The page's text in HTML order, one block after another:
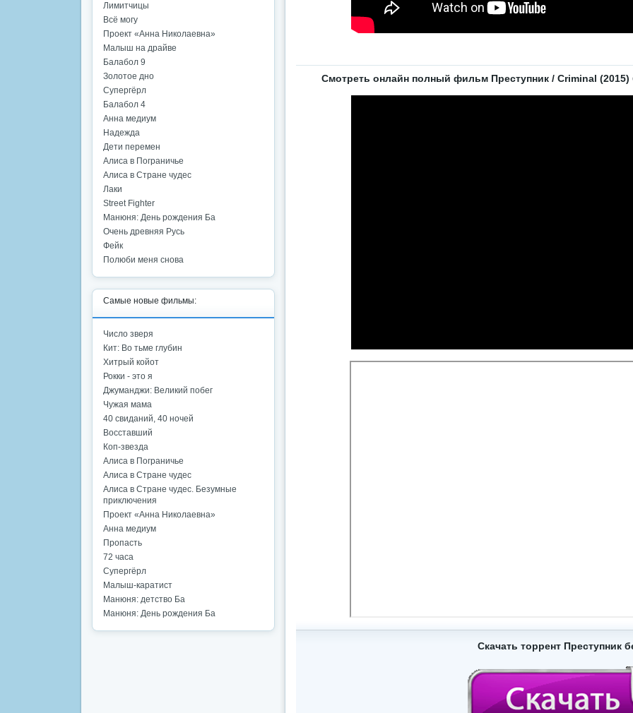
Смотреть онлайн полный фильм Преступник / Criminal (2015)
Скачать торрент Преступник
Лимитчицы
Всё могу
Проект «Анна Николаевна»
Малыш на драйве
Балабол 9
Золотое дно
Супергёрл
Балабол 4
Анна медиум
Надежда
Дети перемен
Алиса в Пограничье
Алиса в Стране чудес
Лаки
Street Fighter
Манюня: День рождения Ба
Очень древняя Русь
Фейк
Полюби меня снова
Самые новые фильмы:
Число зверя
Кит: Во тьме глубин
Хитрый койот
Рокки - это я
Джуманджи: Великий побег
Чужая мама
40 свиданий, 40 ночей
Восставший
Коп-звезда
Алиса в Пограничье
Алиса в Стране чудес
Алиса в Стране чудес. Безумные
приключения
Проект «Анна Николаевна»
Анна медиум
Пропасть
72 часа
Супергёрл
Малыш-каратист
Манюня: детство Ба
Манюня: День рождения Ба